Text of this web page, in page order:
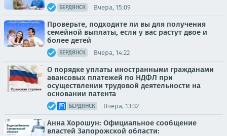
БЕРДЯНСК Вчера, 15:09
Проверьте, подходите ли вы для получения
семейной выплаты, если у вас растут двое и
более детей
БЕРДЯНСК Вчера, 14:22
О порядке уплаты иностранными гражданами
авансовых платежей по НДФЛ при
осуществлении трудовой деятельности на
основании патента
БЕРДЯНСК Вчера, 13:32
Анна Хорошун: Официальное сообщение
властей Запорожской области: